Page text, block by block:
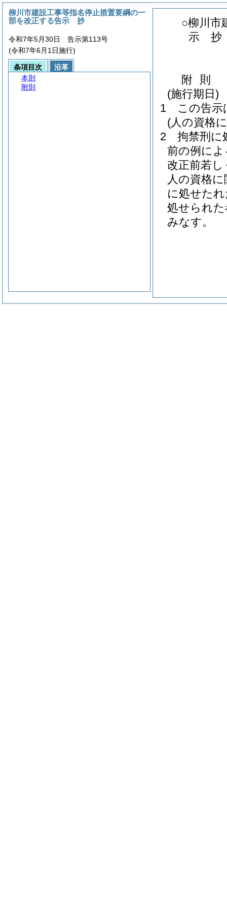
○柳川市
示 抄
附 則
(施行期日)
1
この告示
(人の資格
2
拘禁刑に
前の例に
改正前若
人の資格
に処せた
処せられ
みなす。
柳川市建設工事等指名停止措置要綱の一
部を改正する告示 抄
令和7年5月30日 告示第113号
(令和7年6月1日施行)
条項目次
沿革
本則
附則